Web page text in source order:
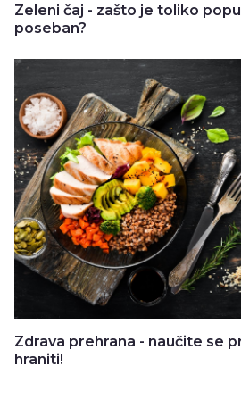
Zeleni čaj - zašto je toliko
poseban?
Zdrava prehrana - naučite se
hraniti!